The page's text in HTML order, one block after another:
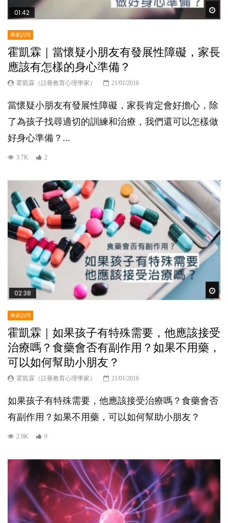
01:42
專家訪問
霍凱霖｜當懷疑小朋友有發展性障礙，家長
應該有怎樣的身心準備？
霍凱霖（註冊教育心理學家） 21/01/2016
當懷疑小朋友有發展性障礙，家長肯定會好擔心，除
了為孩子找尋適切的訓練和治療，我們還可以怎樣做
好身心準備？...
3.7K 2
02:38
專家訪問
霍凱霖｜如果孩子有特殊需要，他應該接受
治療嗎？食藥會否有副作用？如果不用藥，
可以如何幫助小朋友？
霍凱霖（註冊教育心理學家） 21/01/2016
如果孩子有特殊需要，他應該接受治療嗎？食藥會否
有副作用？如果不用藥，可以如何幫助小朋友？
2.9K 9